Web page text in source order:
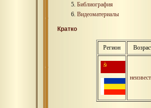
Библиография
Видеоматериалы
Кратко
Регион